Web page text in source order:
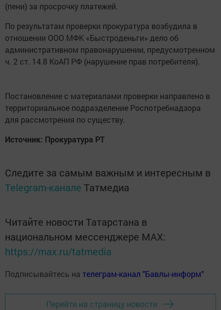
(пени) за просрочку платежей.
По результатам проверки прокуратура возбудила в
отношении ООО МФК «Быстроденьги» дело об
административном правонарушении, предусмотренном
ч. 2 ст. 14.8 КоАП РФ (нарушение прав потребителя).
Постановление с материалами проверки направлено в
территориальное подразделение Роспотребнадзора
для рассмотрения по существу.
Источник: Прокуратура РТ
Следите за самым важным и интересным в
Telegram-канале Татмедиа
Читайте новости Татарстана в
национальном мессенджере MАХ:
https://max.ru/tatmedia
Подписывайтесь на телеграм-канал "Бавлы-информ"
Перейти на страницу новости